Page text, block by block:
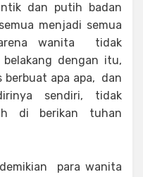
dan putih badan
menjadi semua
wanita tidak
dengan itu,
berbuat apa apa, dan
sendiri, tidak
di berikan tuhan
para wanita